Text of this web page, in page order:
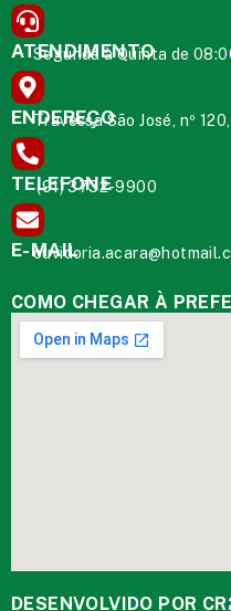
ATENDIMENTO
Segunda à Quinta de
ENDEREÇO
Travessa São José, nº
TELEFONE
(91) 3732-9900
E-MAIL
COMO CHEGAR À
DESENVOLVIDO POR